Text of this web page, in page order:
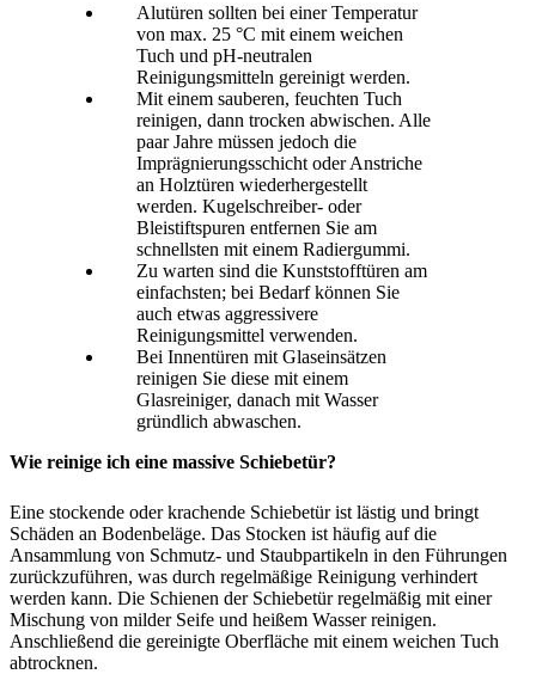
Alutüren sollten bei einer Temperatur
von max. 25 °C mit einem weichen
Tuch und pH-neutralen
Reinigungsmitteln gereinigt werden.
Mit einem sauberen, feuchten Tuch
reinigen, dann trocken abwischen. Alle
paar Jahre müssen jedoch die
Imprägnierungsschicht oder Anstriche
an Holztüren wiederhergestellt
werden. Kugelschreiber- oder
Bleistiftspuren entfernen Sie am
schnellsten mit einem Radiergummi.
Zu warten sind die Kunststofftüren am
einfachsten; bei Bedarf können Sie
auch etwas aggressivere
Reinigungsmittel verwenden.
Bei Innentüren mit Glaseinsätzen
reinigen Sie diese mit einem
Glasreiniger, danach mit Wasser
gründlich abwaschen.
Wie reinige ich eine massive Schiebetür?
Eine stockende oder krachende Schiebetür ist lästig und bringt
Schäden an Bodenbeläge. Das Stocken ist häufig auf die
Ansammlung von Schmutz- und Staubpartikeln in den Führungen
zurückzuführen, was durch regelmäßige Reinigung verhindert
werden kann. Die Schienen der Schiebetür regelmäßig mit einer
Mischung von milder Seife und heißem Wasser reinigen.
Anschließend die gereinigte Oberfläche mit einem weichen Tuch
abtrocknen.